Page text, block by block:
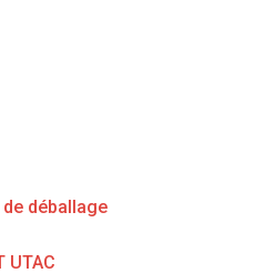
déballage
UTAC